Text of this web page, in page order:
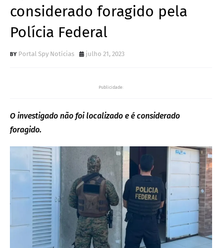
considerado foragido pela
Polícia Federal
Portal Spy Notícias julho 21, 2023
Publicidade:
O investigado não foi localizado e é considerado
foragido.